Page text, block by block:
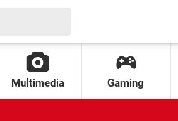
Multimedia Gaming